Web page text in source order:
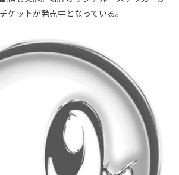
ケットが発売中となっている。